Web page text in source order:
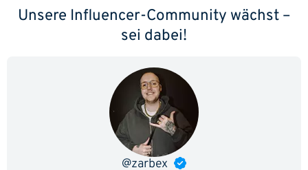
Unsere Influencer-Community wächst –
sei dabei!
@zarbex